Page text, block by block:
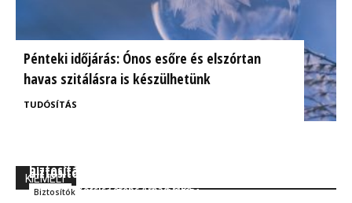
Pénteki időjárás: Ónos esőre és elszórtan
havas szitálásra is készülhetünk
TUDÓSÍTÁS
KIEMELT
biztosítás jövője!
Szakmai Kocsis Ferenc Árpád MBA
Biztosítónál
Biztosítók Kocsis Ferenc Árpád MBA